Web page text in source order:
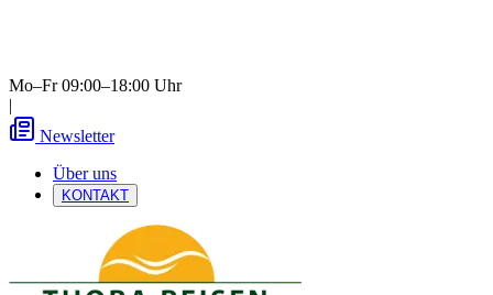
Mo–Fr 09:00–18:00 Uhr
|
Newsletter
Über uns
KONTAKT